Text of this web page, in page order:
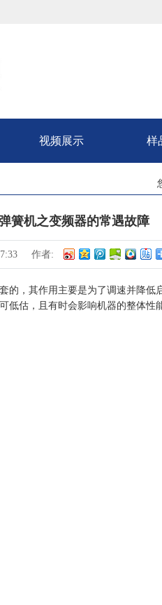
视频展示 样
簧机之变频器的常遇故障
作者:
的，其作用主要是为了调速并降低
低估，且有时会影响机器的整体性